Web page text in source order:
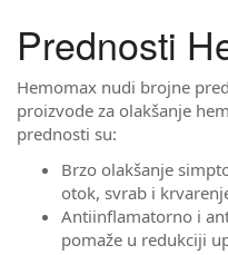
Prednosti
Hemomax nudi brojne
proizvode za olakšanje
prednosti su:
Brzo olakšanje
otok, svrab i
Antiinflamatorno i
pomaže u redukciji